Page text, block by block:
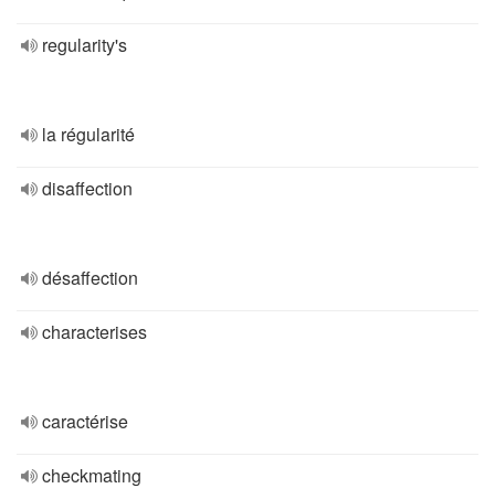
regularity's
la régularité
disaffection
désaffection
characterises
caractérise
checkmating